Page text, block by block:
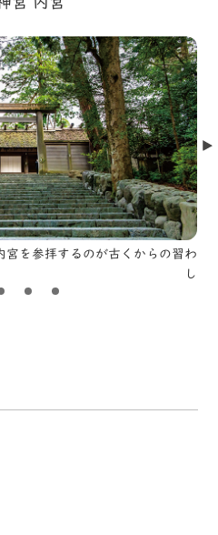
宮を参拝するのが古くからの習わ
し
Next